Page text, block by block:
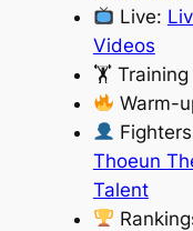
Live:
Videos
🏋️ Training
Warm-
Thoeun
Talent